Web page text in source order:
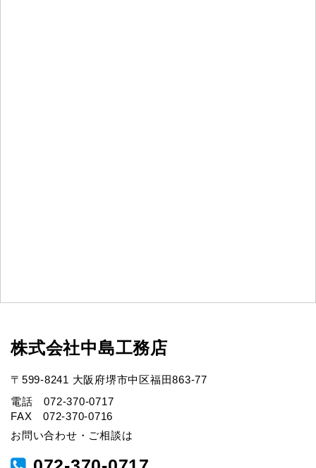
株式会社中島工務店
〒599-8241 大阪府堺市中区福田863-77
電話 072-370-0717
FAX 072-370-0716
お問い合わせ・ご相談は